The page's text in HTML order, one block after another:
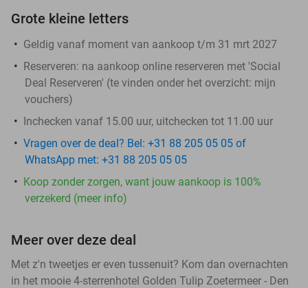
Grote kleine letters
Geldig vanaf moment van aankoop t/m 31 mrt 2027
Reserveren: na aankoop online reserveren met 'Social
Deal Reserveren' (te vinden onder het overzicht: mijn
vouchers)
Inchecken vanaf 15.00 uur, uitchecken tot 11.00 uur
Vragen over de deal? Bel: +31 88 205 05 05 of
WhatsApp met: +31 88 205 05 05
Koop zonder zorgen, want jouw aankoop is 100%
verzekerd (meer info)
Meer over deze deal
Met z'n tweetjes er even tussenuit? Kom dan overnachten
in het mooie 4-sterrenhotel Golden Tulip Zoetermeer - Den